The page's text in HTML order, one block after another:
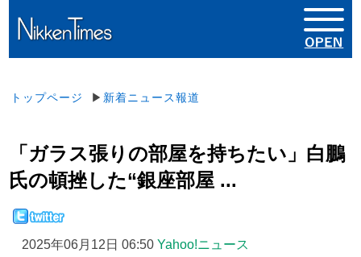
トップページ ▶ 新着ニュース報道
「ガラス張りの部屋を持ちたい」白鵬
氏の頓挫した“銀座部屋 ...
2025年06月12日 06:50 Yahoo!ニュース